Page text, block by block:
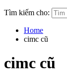
Tìm kiếm cho:
Home
cimc cũ
cimc cũ